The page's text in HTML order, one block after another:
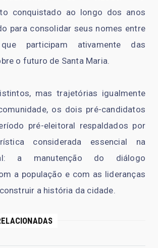
conquistado ao longo dos anos
para consolidar seus nomes entre
participam ativamente das
o futuro de Santa Maria.
mas trajetórias igualmente
os dois pré-candidatos
pré-eleitoral respaldados por
considerada essencial na
a manutenção do diálogo
a população e com as lideranças
a história da cidade.